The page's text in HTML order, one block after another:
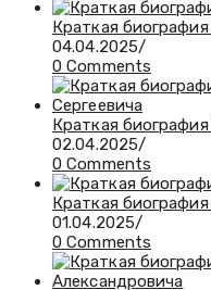
Краткая
04.04.2025/
0 Comments
Краткая
02.04.2025/
0 Comments
Краткая
01.04.2025/
0 Comments